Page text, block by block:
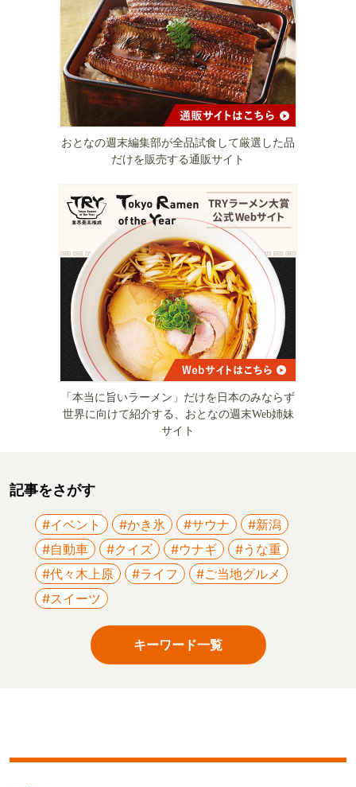
おとなの週末編集部が全品試食して厳選した品
だけを販売する通販サイト
「本当に旨いラーメン」だけを日本のみならず
世界に向けて紹介する、おとなの週末Web姉妹
サイト
記事をさがす
#イベント #かき氷 #サウナ
#新潟
#自動車
#クイズ #ウナギ
#うな重
#代々木上原
#ライフ
#ご当地グルメ
#スイーツ
キーワード一覧